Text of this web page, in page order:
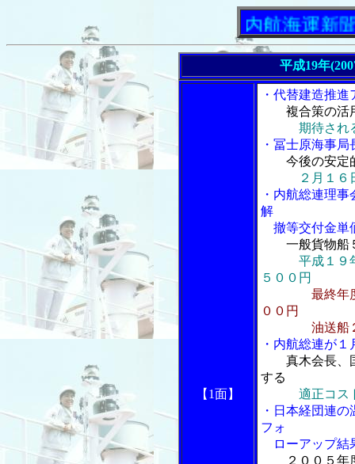
「内航海運新聞」ニ
平成19年
【1面】
・代替建造推
複合策の活
期待され
・冨士原海事
今後の安定
２月１６
・内航総連理
解
撤等交付金単
一般貨物船
平成１９
５００円
最終年
００円
油送船２
・内航総連が
真木会長、
する
適正コス
・日本経団連
フォ
ローアップ結
２００５